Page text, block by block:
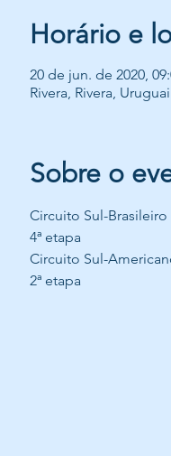
Horário e
20 de jun. de 2020,
Rivera, Rivera, Uruguai
Sobre o
Circuito Sul-
4ª etapa
Circuito Sul-
2ª etapa